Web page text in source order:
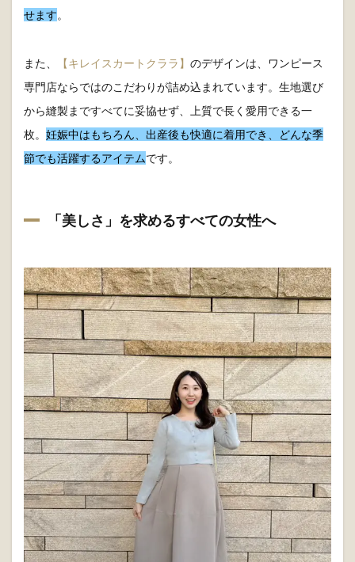
せます。
また、 【キレイスカートクララ】 のデザインは、ワンピース
専門店ならではのこだわりが詰め込まれています。生地選び
から縫製まですべてに妥協せず、上質で長く愛用できる一
枚。 妊娠中はもちろん、出産後も快適に着用でき、どんな季
節でも活躍するアイテムです。
「美しさ」を求めるすべての女性へ